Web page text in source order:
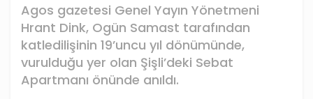
Agos gazetesi Genel Yayın Yönetmeni
Hrant Dink, Ogün Samast tarafından
katledilişinin 19’uncu yıl dönümünde,
vurulduğu yer olan Şişli’deki Sebat
Apartmanı önünde anıldı.